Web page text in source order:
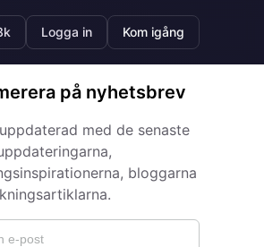
Logga in Kom igång
på nyhetsbrev
med de senaste
bloggarna